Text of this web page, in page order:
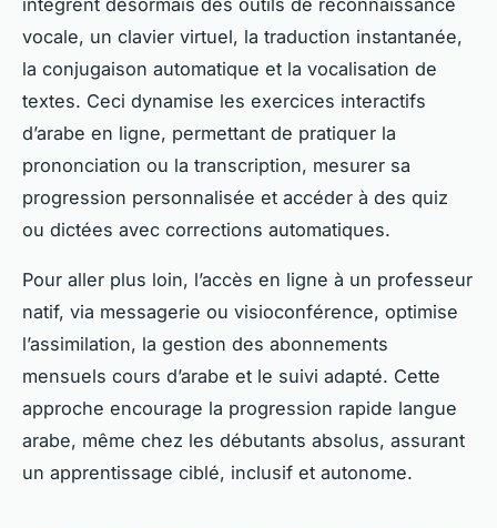
intègrent désormais des outils de reconnaissance
vocale, un clavier virtuel, la traduction instantanée,
la conjugaison automatique et la vocalisation de
textes. Ceci dynamise les exercices interactifs
d’arabe en ligne, permettant de pratiquer la
prononciation ou la transcription, mesurer sa
progression personnalisée et accéder à des quiz
ou dictées avec corrections automatiques.
Pour aller plus loin, l’accès en ligne à un professeur
natif, via messagerie ou visioconférence, optimise
l’assimilation, la gestion des abonnements
mensuels cours d’arabe et le suivi adapté. Cette
approche encourage la progression rapide langue
arabe, même chez les débutants absolus, assurant
un apprentissage ciblé, inclusif et autonome.